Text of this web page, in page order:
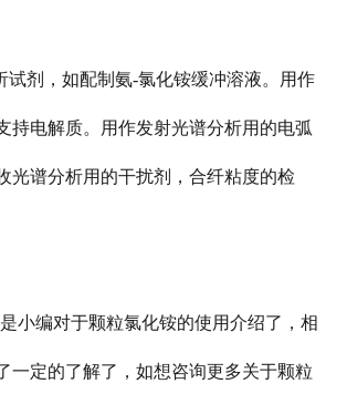
试剂，如配制氨-氯化铵缓冲溶液。用作
持电解质。用作发射光谱分析用的电弧
光谱分析用的干扰剂，合纤粘度的检
是小编对于颗粒氯化铵的使用介绍了，相
一定的了解了，如想咨询更多关于颗粒